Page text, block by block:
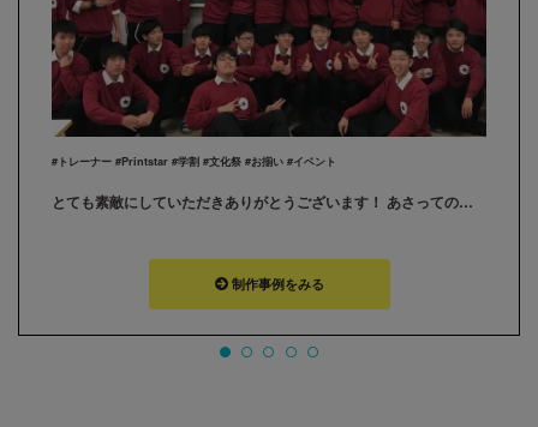
#トレーナー #Printstar #学割 #文化祭 #お揃い #イベント
とても素敵にしていただきありがとうございます！ あさっての文化祭みんなで楽しみたいと思います☆ 本当にありがとうございました！
制作事例をみる